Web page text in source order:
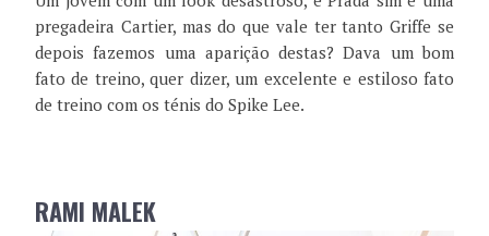
pregadeira Cartier, mas do que vale ter tanto Griffe se
depois fazemos uma aparição destas? Dava um bom
fato de treino, quer dizer, um excelente e estiloso fato
de treino com os ténis do Spike Lee.
RAMI MALEK